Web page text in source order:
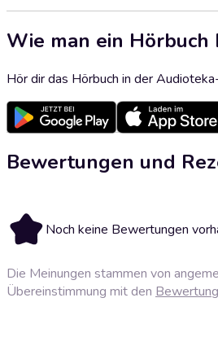
Wie man ein Hörbuch
Hör dir das Hörbuch in der
Bewertungen und
Noch keine Bewertungen
Die Meinungen stammen von
Übereinstimmung mit den